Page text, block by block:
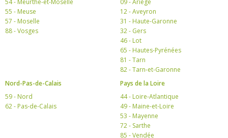
54 - Meurthe-et-Moselle
55 - Meuse
57 - Moselle
88 - Vosges
09 - Ariège
12 - Aveyron
31 - Haute-Garonne
32 - Gers
46 - Lot
65 - Hautes-Pyrénées
81 - Tarn
82 - Tarn-et-Garonne
Nord-Pas-de-Calais
59 - Nord
62 - Pas-de-Calais
Pays de la Loire
44 - Loire-Atlantique
49 - Maine-et-Loire
53 - Mayenne
72 - Sarthe
85 - Vendée